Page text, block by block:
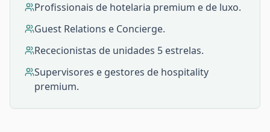
Profissionais de hotelaria premium e de luxo.
Guest Relations e Concierge.
Rececionistas de unidades 5 estrelas.
Supervisores e gestores de hospitality
premium.